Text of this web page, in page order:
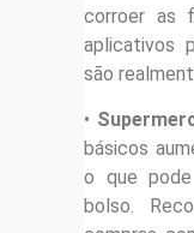
corroer as
aplicativos
são
•
básicos
o que
bolso.